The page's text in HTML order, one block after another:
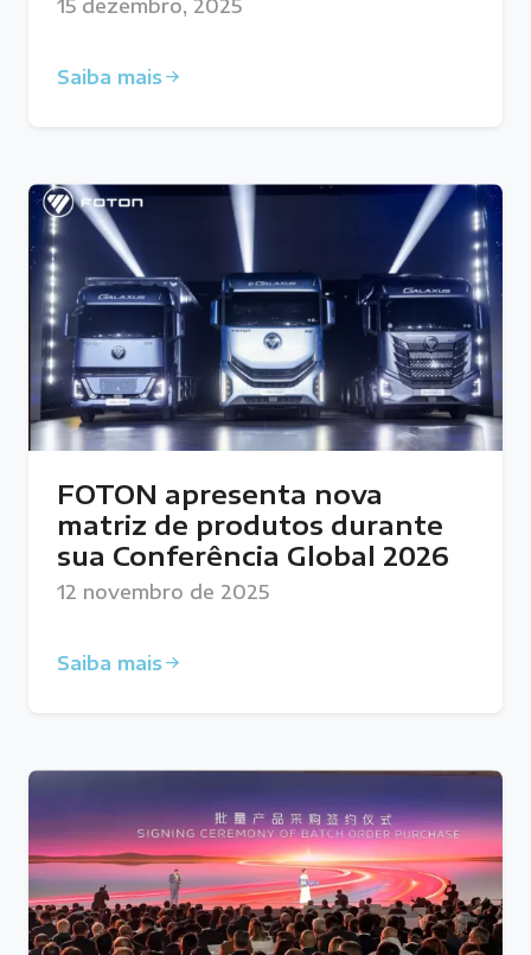
15 dezembro, 2025
Saiba mais
FOTON apresenta nova
matriz de produtos durante
sua Conferência Global 2026
12 novembro de 2025
Saiba mais